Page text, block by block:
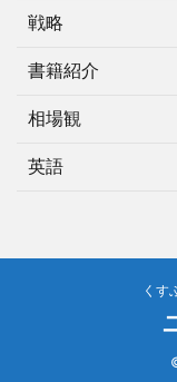
戦略
書籍紹介
相場観
英語
くす